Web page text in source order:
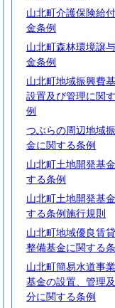
山北町介護保険給
金条例
山北町森林環境譲
金条例
山北町地域振興費
設置及び管理に関
例
つぶらの周辺地域
金に関する条例
山北町土地開発基
する条例
山北町土地開発基
する条例施行規則
山北町地域優良賃
整備基金に関する
山北町簡易水道事
基金の設置、管理
分に関する条例